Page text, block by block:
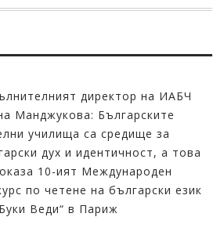
директор на ИАБЧ
Манджукова: Българските
училища са средище за
дух и идентичност, а това
10-ият Международен
по четене на български език
Веди“ в Париж